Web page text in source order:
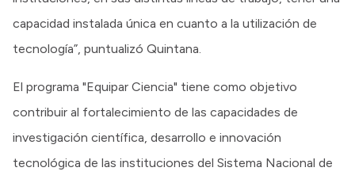
capacidad instalada única en cuanto a la utilización de
tecnología”, puntualizó Quintana.
El programa "Equipar Ciencia" tiene como objetivo
contribuir al fortalecimiento de las capacidades de
investigación científica, desarrollo e innovación
tecnológica de las instituciones del Sistema Nacional de